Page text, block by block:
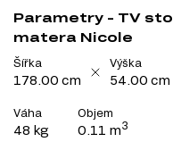
Parametry - TV
matera Nicole
Šířka
178.00 cm
Výška
54.00 cm
Váha
48 kg
Objem
0.11 m3